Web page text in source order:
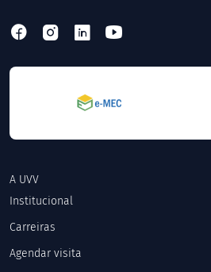
A UVV
Institucional
Carreiras
Agendar visita